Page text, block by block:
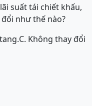
suất tái chiết khấu,
như thế nào?
C. Không thay đổi